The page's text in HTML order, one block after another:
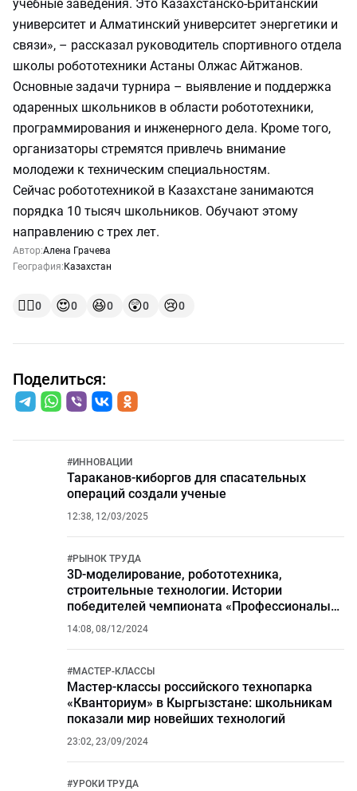
учебные заведения. Это Казахстанско-Британский
университет и Алматинский университет энергетики и
связи», – рассказал руководитель спортивного отдела
школы робототехники Астаны Олжас Айтжанов.
Основные задачи турнира – выявление и поддержка
одаренных школьников в области робототехники,
программирования и инженерного дела. Кроме того,
организаторы стремятся привлечь внимание
молодежи к техническим специальностям.
Сейчас робототехникой в Казахстане занимаются
порядка 10 тысяч школьников. Обучают этому
направлению с трех лет.
Автор:Алена Грачева
География: Казахстан
👍🏻0 😍0 😆0 😲0 😢0
Поделиться:
#ИННОВАЦИИ
Тараканов-киборгов для спасательных
операций создали ученые
12:38, 12/03/2025
#РЫНОК ТРУДА
3D-моделирование, робототехника,
строительные технологии. Истории
победителей чемпионата «Профессионалы»
в Санкт-Петербурге
14:08, 08/12/2024
#МАСТЕР-КЛАССЫ
Мастер-классы российского технопарка
«Кванториум» в Кыргызстане: школьникам
показали мир новейших технологий
23:02, 23/09/2024
#УРОКИ ТРУДА